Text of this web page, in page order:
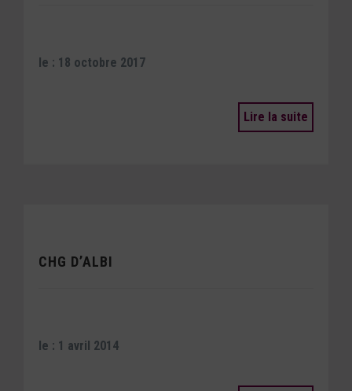
le : 18 octobre 2017
Lire la suite
CHG D’ALBI
le : 1 avril 2014